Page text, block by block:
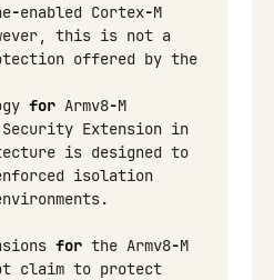
-enabled Cortex-M
, this is not a
offered by the
for Armv8-M
Security Extension in
is designed to
isolation
.
for the Armv8-M
claim to protect